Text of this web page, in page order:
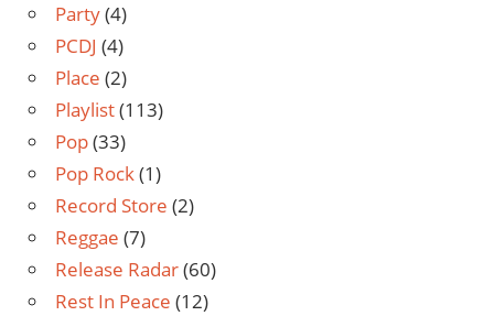
Party(4)
PCDJ (4)
Place (2)
Playlist(113)
Pop(33)
Pop Rock(1)
Record Store (2)
Reggae (7)
Release Radar(60)
Rest In Peace (12)